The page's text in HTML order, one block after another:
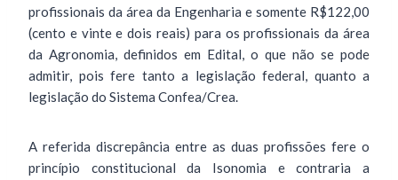
profissionais da área da Engenharia e somente R$122,00
(cento e vinte e dois reais) para os profissionais da área
da Agronomia, definidos em Edital, o que não se pode
admitir, pois fere tanto a legislação federal, quanto a
legislação do Sistema Confea/Crea.
A referida discrepância entre as duas profissões fere o
princípio constitucional da Isonomia e contraria a